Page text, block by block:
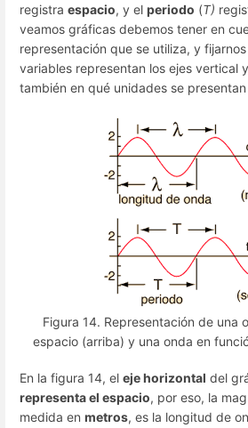
registra espacio, y el periodo (T)
veamos gráficas debemos tener en
representación que se utiliza, y
variables representan los ejes vertical
también en qué unidades se
Figura 14. Representación de una
espacio (arriba) y una onda en
En la figura 14, el eje horizontal del
representa el espacio, por eso, la
medida en metros, es la longitud de